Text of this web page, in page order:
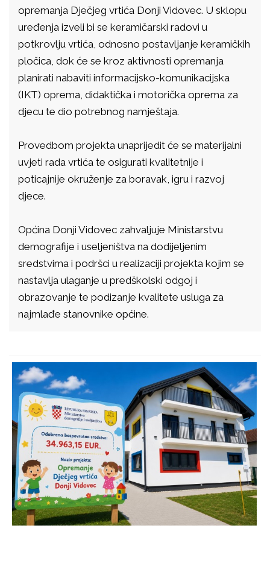
opremanja Dječjeg vrtića Donji Vidovec. U sklopu
uređenja izveli bi se keramičarski radovi u
potkrovlju vrtića, odnosno postavljanje keramičkih
pločica, dok će se kroz aktivnosti opremanja
planirati nabaviti informacijsko-komunikacijska
(IKT) oprema, didaktička i motorička oprema za
djecu te dio potrebnog namještaja.
Provedbom projekta unaprijedit će se materijalni
uvjeti rada vrtića te osigurati kvalitetnije i
poticajnije okruženje za boravak, igru i razvoj
djece.
Općina Donji Vidovec zahvaljuje Ministarstvu
demografije i useljeništva na dodijeljenim
sredstvima i podršci u realizaciji projekta kojim se
nastavlja ulaganje u predškolski odgoj i
obrazovanje te podizanje kvalitete usluga za
najmlađe stanovnike općine.